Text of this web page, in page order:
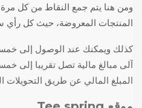
ومن هنا يتم جمع النقاط من كل مرة
المنتجات المعروضة، حيث كل رأي
كذلك ويمكنك عند الوصول إلى
آلى مبالغ مالية تصل تقريبا إلى
المبلغ المالي عن طريق التحويلات